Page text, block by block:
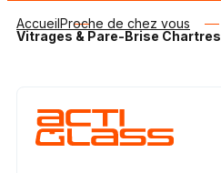
AccueilProche de chez vous
Vitrages & Pare-Brise Chartres